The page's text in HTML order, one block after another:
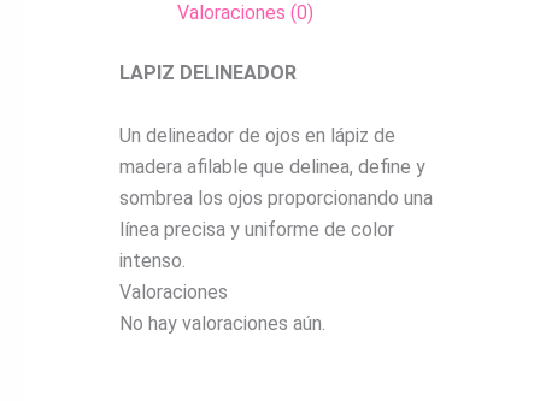
Valoraciones (0)
LAPIZ DELINEADOR
Un delineador de ojos en lápiz de
madera afilable que delinea, define y
sombrea los ojos proporcionando una
línea precisa y uniforme de color
intenso.
Valoraciones
No hay valoraciones aún.